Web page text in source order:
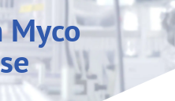
Myco